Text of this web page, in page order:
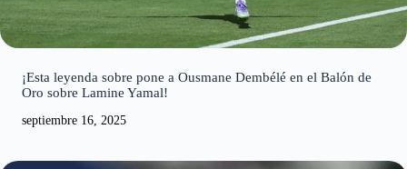
¡Esta leyenda sobre pone a Ousmane Dembélé en el Balón de
Oro sobre Lamine Yamal!
septiembre 16, 2025